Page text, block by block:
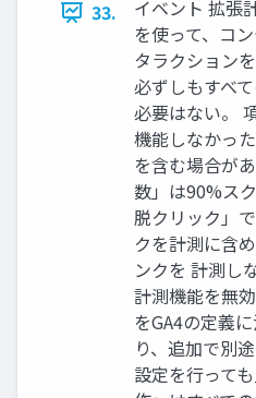
33.
イベント 拡張
を使って、コ
タラクション
必ずしもすべ
必要はない。
機能しなかっ
を含む場合が
数」は90%ス
脱クリック」
クを計測に含
ンクを 計測し
計測機能を無
をGA4の定義
り、追加で別
設定を行って